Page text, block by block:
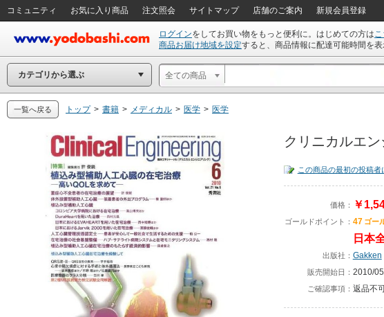
コミュニティ お気に入り商品 注文照会 サイトマップ 店舗のご案内 新規会員登録
ログインをしてお買い物をもっと便利に。はじめての方は
商品お届け地域を設定すると、商品情報に配達可能時間を
カテゴリから選ぶ 全ての商品
一覧へ戻る トップ > 書籍 > メディカル > 医学 > 医学
クリニカルエ
この商品の最初の投稿者
価格： ￥
ゴールドポイント： 47 ゴー
日本
出版社： Gakken
販売開始日： 2010/
ご確認事項： 返品不